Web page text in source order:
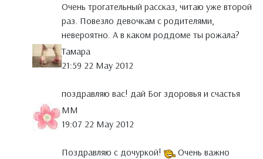
Очень трогательный рассказ, читаю уже второй
раз. Повезло девочкам с родителями,
невероятно. А в каком роддоме ты рожала?
Тамара
21:59 22 May 2012
поздравляю вас! дай Бог здоровья и счастья
MM
19:07 22 May 2012
Поздравляю с дочуркой!
Очень важно